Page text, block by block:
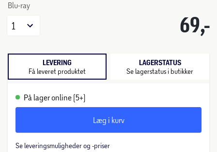
Blu-ray
69,-
1
LEVERING
Få leveret produktet
LAGERSTATUS
Se lagerstatus i butikker
På lager online (5+)
Læg i kurv
Se leveringsmuligheder og -priser